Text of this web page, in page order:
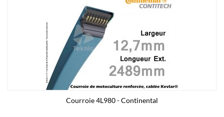
Courroie 4L980 - Continental